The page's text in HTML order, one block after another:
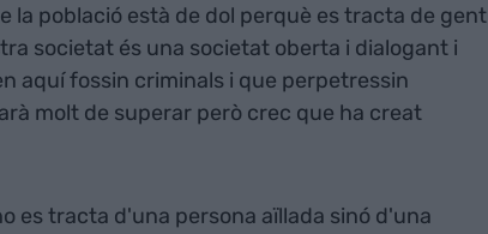
la població està de dol perquè es tracta de gent
societat és una societat oberta i dialogant i
aquí fossin criminals i que perpetressin
molt de superar però crec que ha creat
es tracta d'una persona aïllada sinó d'una